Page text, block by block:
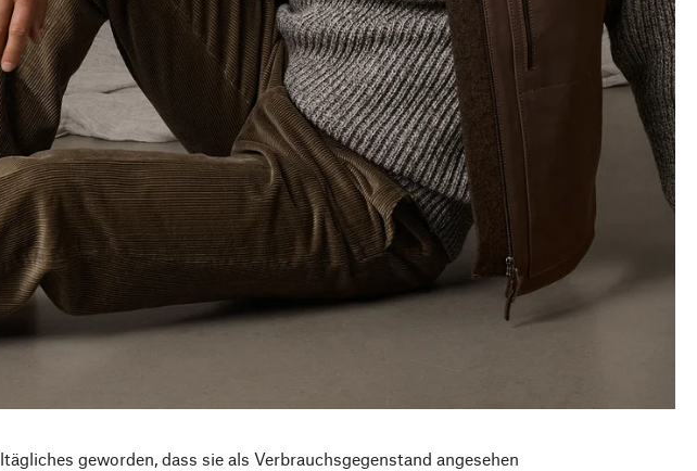
geworden, dass sie als Verbrauchsgegenstand angesehen